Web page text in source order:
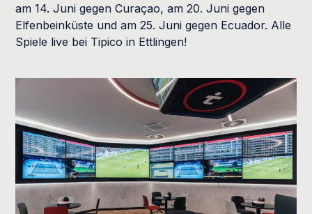
am 14. Juni gegen Curaçao, am 20. Juni gegen
Elfenbeinküste und am 25. Juni gegen Ecuador. Alle
Spiele live bei Tipico in Ettlingen!